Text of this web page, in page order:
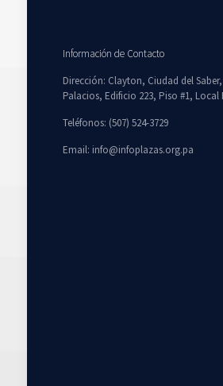
Información de Contacto
Dirección: Clayton, Ciudad del
Palacios, Edificio 223, Piso #1, Local
Teléfonos: (507) 524-3729
Email: info@infoplazas.org.pa